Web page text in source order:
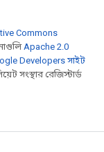
Commons
Apache 2.0
Developers সাইট
সংস্থার রেজিস্টার্ড